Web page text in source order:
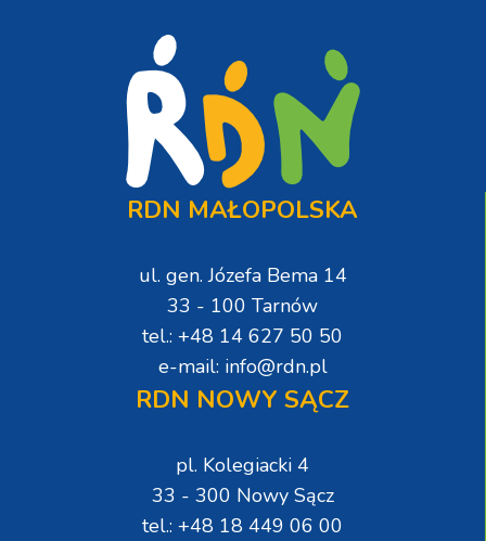
RDN MAŁOPOLSKA
ul. gen. Józefa Bema 14
33 - 100 Tarnów
tel.: +48 14 627 50 50
e-mail: info@rdn.pl
RDN NOWY SĄCZ
pl. Kolegiacki 4
33 - 300 Nowy Sącz
tel.: +48 18 449 06 00